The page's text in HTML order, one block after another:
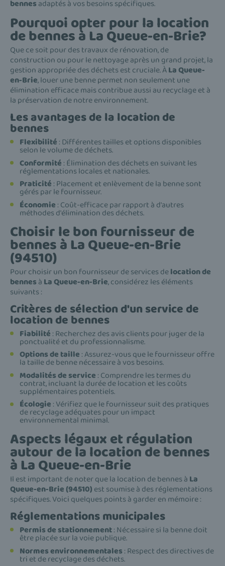
bennes adaptés à vos besoins spécifiques.
Pourquoi opter pour la location
de bennes à La Queue-en-Brie?
Que ce soit pour des travaux de rénovation, de
construction ou pour le nettoyage après un grand projet, la
gestion appropriée des déchets est cruciale. ÀLa Queue-
en-Brie, louer une benne permet non seulement une
élimination efficace mais contribue aussi au recyclage et à
la préservation de notre environnement.
Les avantages de la location de
bennes
Flexibilité : Différentes tailles et options disponibles
selon le volume de déchets.
Conformité : Élimination des déchets en suivant les
réglementations locales et nationales.
Praticité : Placement et enlèvement de la benne sont
gérés par le fournisseur.
Économie : Coût-efficace par rapport à d'autres
méthodes d'élimination des déchets.
Choisir le bon fournisseur de
bennes à La Queue-en-Brie
(94510)
Pour choisir un bon fournisseur de services delocation de
bennes à La Queue-en-Brie, considérez les éléments
suivants :
Critères de sélection d'un service de
location de bennes
Fiabilité : Recherchez des avis clients pour juger de la
ponctualité et du professionnalisme.
Options de taille : Assurez-vous que le fournisseur offre
la taille de benne nécessaire à vos besoins.
Modalités de service : Comprendre les termes du
contrat, incluant la durée de location et les coûts
supplémentaires potentiels.
Écologie : Vérifiez que le fournisseur suit des pratiques
de recyclage adéquates pour un impact
environnemental minimal.
Aspects légaux et régulation
autour de la location de bennes
à La Queue-en-Brie
Il est important de noter que la location de bennes à La
Queue-en-Brie (94510) est soumise à des réglementations
spécifiques. Voici quelques points à garder en mémoire :
Réglementations municipales
Permis de stationnement: Nécessaire si la benne doit
être placée sur la voie publique.
Normes environnementales : Respect des directives de
tri et de recyclage des déchets.